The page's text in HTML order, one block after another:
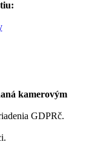
kamerovým
GDPRč.